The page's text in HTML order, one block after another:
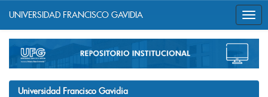
navigation
UNIVERSIDAD FRANCISCO GAVIDIA
Universidad Francisco Gavidia